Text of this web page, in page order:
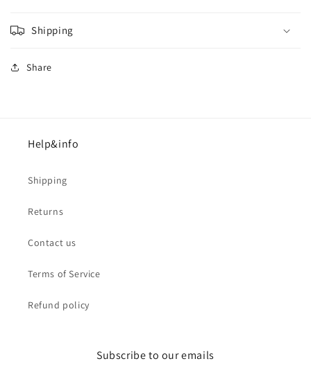
Shipping
Share
Help&info
Shipping
Returns
Contact us
Terms of Service
Refund policy
Subscribe to our emails